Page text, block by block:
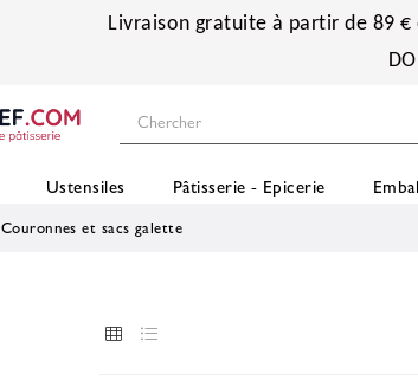
Livraison gratuite à partir de 89
Ustensiles Pâtisserie - Epicerie
Couronnes et sacs galette